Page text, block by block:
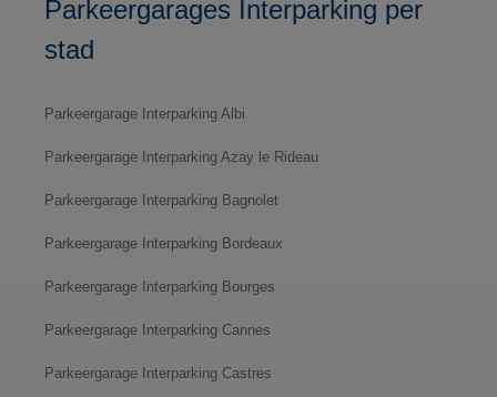
Parkeergarages Interparking per
stad
Parkeergarage Interparking Albi
Parkeergarage Interparking Azay le Rideau
Parkeergarage Interparking Bagnolet
Parkeergarage Interparking Bordeaux
Parkeergarage Interparking Bourges
Parkeergarage Interparking Cannes
Parkeergarage Interparking Castres